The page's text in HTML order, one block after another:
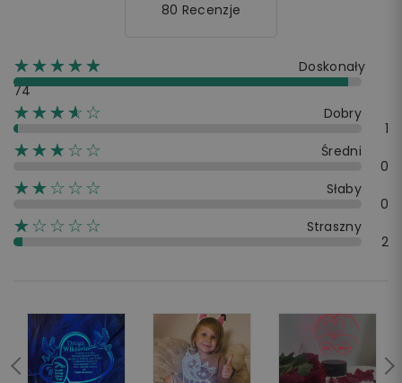
80 Recenzje
☆☆☆☆☆
★★★★★
Doskonały
74
☆☆☆☆☆
★★★★
Dobry
1
☆☆☆☆☆
★★★
Średni
0
☆☆☆☆☆
★★
Słaby
0
☆☆☆☆☆
★
Straszny
2